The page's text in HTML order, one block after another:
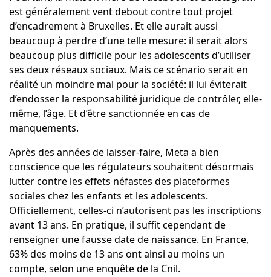
est généralement vent debout contre tout projet
d’encadrement à Bruxelles. Et elle aurait aussi
beaucoup à perdre d’une telle mesure: il serait alors
beaucoup plus difficile pour les adolescents d’utiliser
ses deux réseaux sociaux. Mais ce scénario serait en
réalité un moindre mal pour la société: il lui éviterait
d’endosser la responsabilité juridique de contrôler, elle-
même, l’âge. Et d’être sanctionnée en cas de
manquements.
Après des années de laisser-faire, Meta a bien
conscience que les régulateurs souhaitent désormais
lutter contre les effets néfastes des plateformes
sociales chez les enfants et les adolescents.
Officiellement, celles-ci n’autorisent pas les inscriptions
avant 13 ans. En pratique, il suffit cependant de
renseigner une fausse date de naissance. En France,
63% des moins de 13 ans ont ainsi au moins un
compte, selon une enquête de la Cnil.